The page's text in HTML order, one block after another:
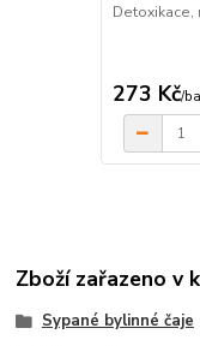
Detoxikace,
273 Kč/
Zboží zařazeno v
Sypané bylinné čaje